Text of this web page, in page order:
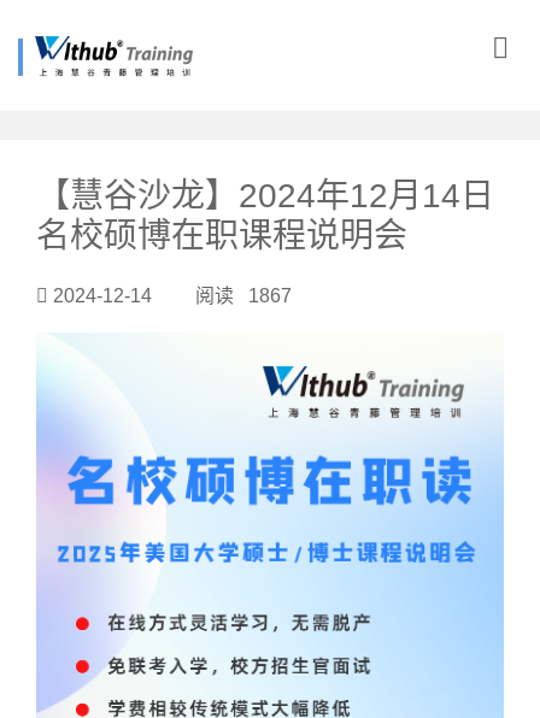
【慧谷沙龙】2024年12月14日
名校硕博在职课程说明会
2024-12-14 阅读 1867